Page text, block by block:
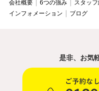
会社概要 6つの強み スタッ
インフォメーション
ブログ
是非、お気